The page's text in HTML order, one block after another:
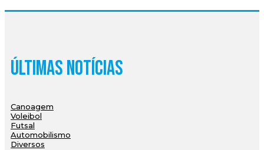
Últimas Notícias
Canoagem
Voleibol
Futsal
Automobilismo
Diversos